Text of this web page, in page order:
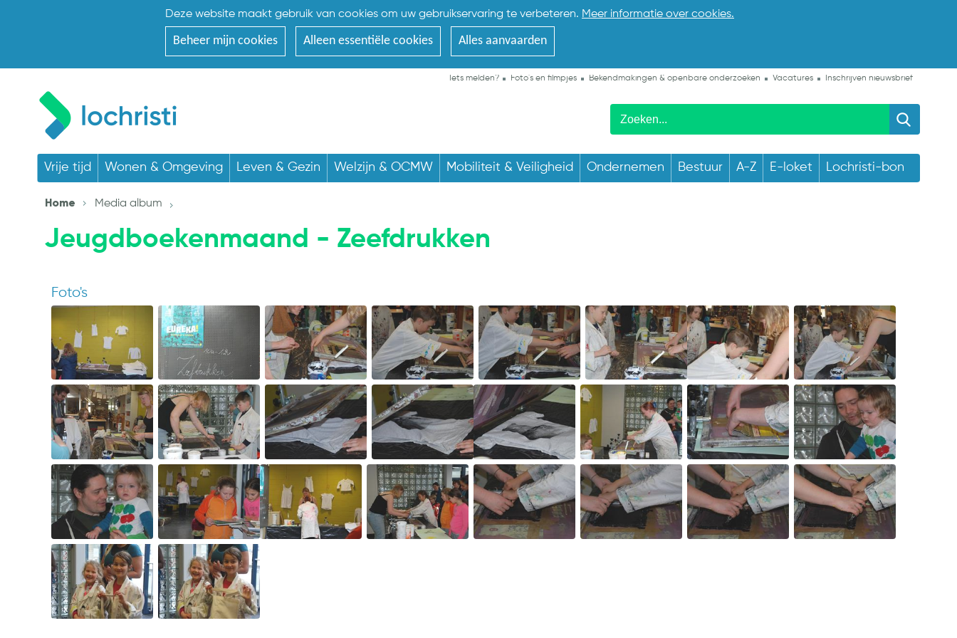
Deze website maakt gebruik van cookies om uw gebruikservaring te verbeteren. Meer informatie over cookies.
Beheer mijn cookies Alleen essentiële cookies Alles aanvaarden
Iets melden? Foto's en filmpjes Bekendmakingen & openbare onderzoeken Vacatures Inschrijven nieuwsbrief
Vrije tijd Wonen & Omgeving Leven & Gezin Welzijn & OCMW Mobiliteit & Veiligheid Ondernemen Bestuur A-Z E-loket Lochristi-bon
Home Media album
Jeugdboekenmaand - Zeefdrukken
Foto's